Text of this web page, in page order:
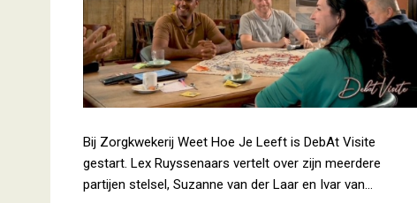
Bij Zorgkwekerij Weet Hoe Je Leeft is DebAt Visite
gestart. Lex Ruyssenaars vertelt over zijn meerdere
partijen stelsel, Suzanne van der Laar en Ivar van…